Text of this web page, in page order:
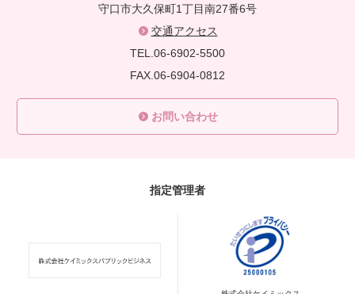
守口市大久保町1丁目南27番6号
交通アクセス
TEL.06-6902-5500
FAX.06-6904-0812
お問い合わせ
指定管理者